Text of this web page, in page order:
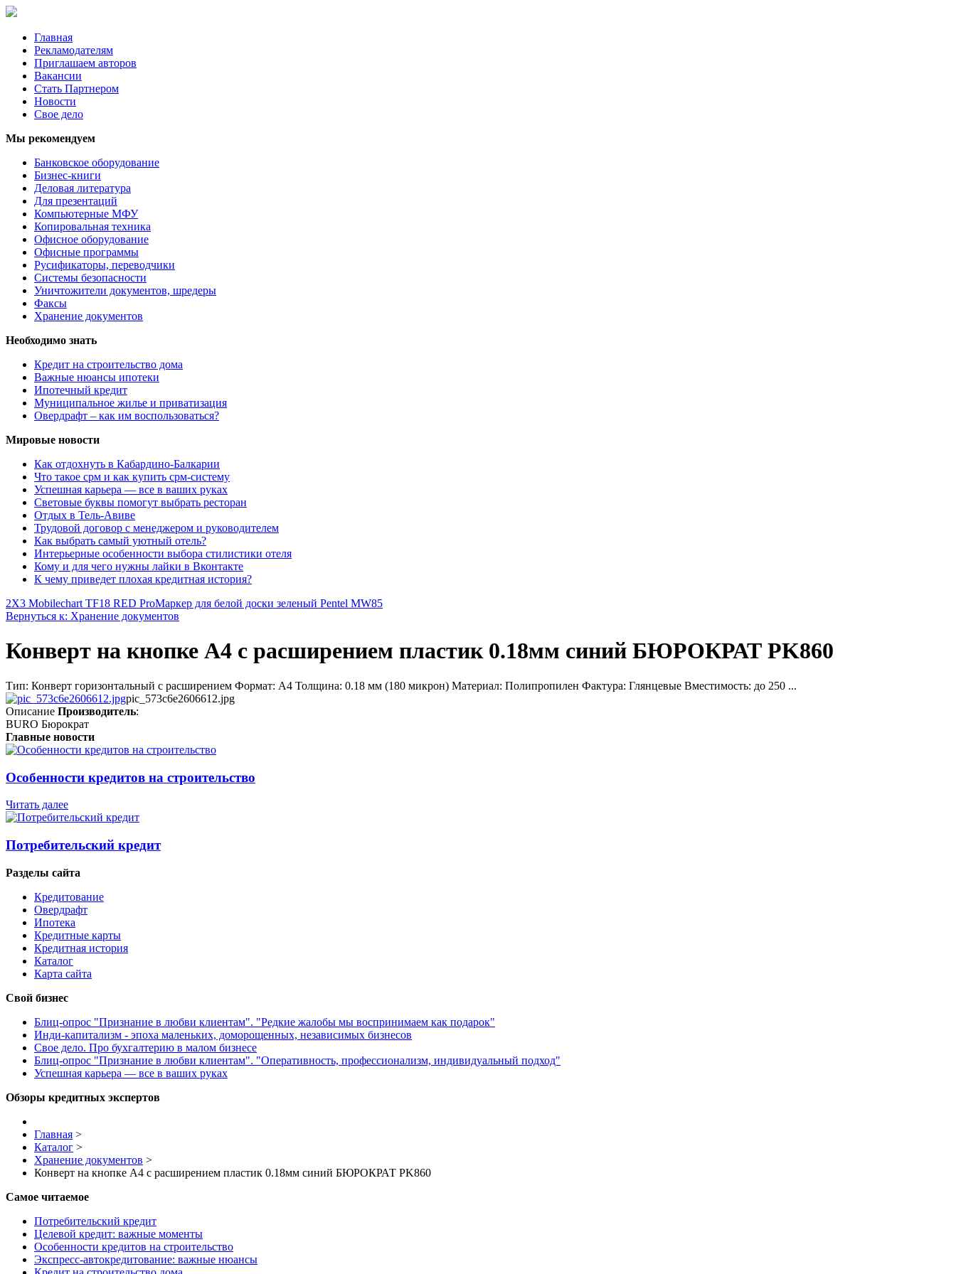
Главная
Рекламодателям
Приглашаем авторов
Вакансии
Стать Партнером
Новости
Свое дело
Мы рекомендуем
Банковское оборудование
Бизнес-книги
Деловая литература
Для презентаций
Компьютерные МФУ
Копировальная техника
Офисное оборудование
Офисные программы
Русификаторы, переводчики
Системы безопасности
Уничтожители документов, шредеры
Факсы
Хранение документов
Необходимо знать
Кредит на строительство дома
Важные нюансы ипотеки
Ипотечный кредит
Муниципальное жилье и приватизация
Овердрафт – как им воспользоваться?
Мировые новости
Как отдохнуть в Кабардино-Балкарии
Что такое срм и как купить срм-систему
Успешная карьера — все в ваших руках
Световые буквы помогут выбрать ресторан
Отдых в Тель-Авиве
Трудовой договор с менеджером и руководителем
Как выбрать самый уютный отель?
Интерьерные особенности выбора стилистики отеля
Кому и для чего нужны лайки в Вконтакте
К чему приведет плохая кредитная история?
2X3 Mobilechart TF18 RED ProМаркер для белой доски зеленый Pentel MW85
Вернуться к: Хранение документов
Конверт на кнопке А4 с расширением пластик 0.18мм синий БЮРОКРАТ PK860
Тип: Конверт горизонтальный с расширением Формат: А4 Толщина: 0.18 мм (180 микрон) Материал: Полипропилен Фактура: Глянцевые Вместимость: до 250 ...
pic_573c6e2606612.jpg
Описание Производитель:
BURO Бюрократ
Главные новости
Особенности кредитов на строительство
Читать далее
Потребительский кредит
Разделы сайта
Кредитование
Овердрафт
Ипотека
Кредитные карты
Кредитная история
Каталог
Карта сайта
Свой бизнес
Блиц-опрос "Признание в любви клиентам". "Редкие жалобы мы воспринимаем как подарок"
Инди-капитализм - эпоха маленьких, доморощенных, независимых бизнесов
Свое дело. Про бухгалтерию в малом бизнесе
Блиц-опрос "Признание в любви клиентам". "Оперативность, профессионализм, индивидуальный подход"
Успешная карьера — все в ваших руках
Обзоры кредитных экспертов
Главная >
Каталог >
Хранение документов >
Конверт на кнопке А4 с расширением пластик 0.18мм синий БЮРОКРАТ PK860
Самое читаемое
Потребительский кредит
Целевой кредит: важные моменты
Особенности кредитов на строительство
Экспресс-автокредитование: важные нюансы